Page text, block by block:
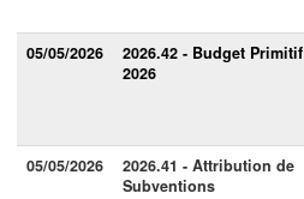
05/05/2026
2026.42 - Budget Primitif
2026
05/05/2026
2026.41 - Attribution de
Subventions